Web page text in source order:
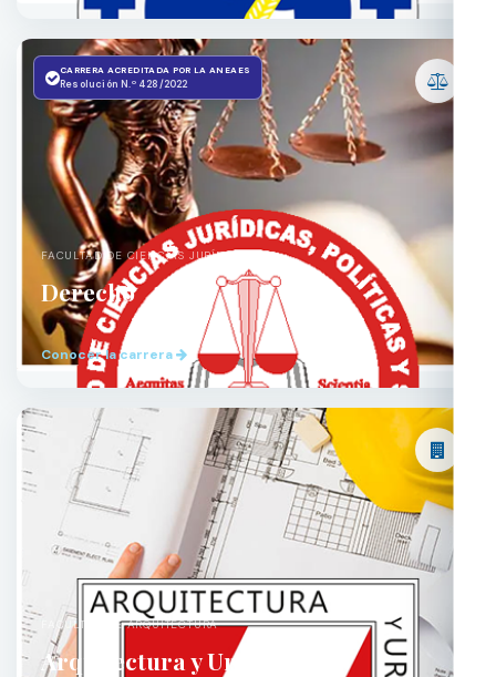
CARRERA ACREDITADA POR LA ANEAES
Resolución N.º 428/2022
FACULTAD DE CIENCIAS JURÍDICAS
Derecho
Conocer la carrera
FACULTAD DE ARQUITECTURA
Arquitectura y Urbanismo